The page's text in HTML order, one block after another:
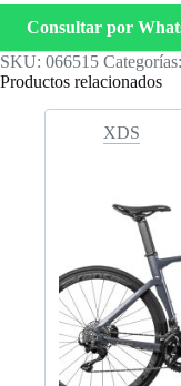
Consultar por
SKU: 066515 Categorías:
Productos relacionados
XDS